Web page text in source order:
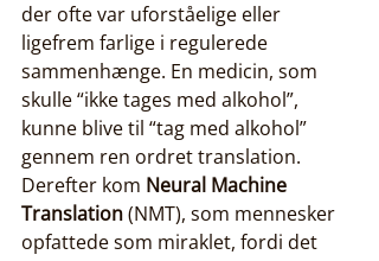
der ofte var uforståelige eller
ligefrem farlige i regulerede
sammenhænge. En medicin, som
skulle “ikke tages med alkohol”,
kunne blive til “tag med alkohol”
gennem ren ordret translation.
Derefter kom Neural Machine
Translation (NMT), som mennesker
opfattede som miraklet, fordi det